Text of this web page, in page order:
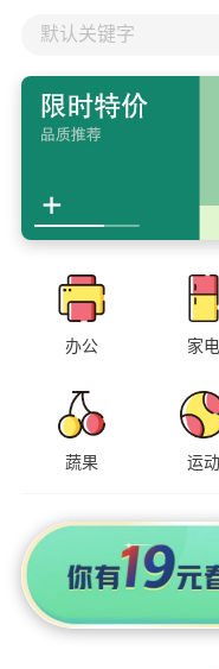
默认关键字
办公 家电
蔬果 运动